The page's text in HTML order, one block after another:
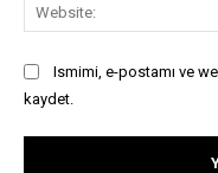
Ismimi, e-postamı ve
kaydet.